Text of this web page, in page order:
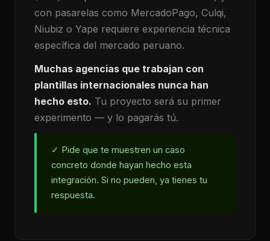
con pasarelas como MercadoPago, Culqi,
Niubiz o Yape requiere experiencia técnica
específica del mercado peruano.
Muchas agencias que trabajan con
plantillas internacionales nunca han
hecho esto. Tu proyecto será su primer
experimento — y lo pagarás tú.
✓ Pide que te muestren un caso
concreto donde hayan hecho esta
integración. Si no pueden, ya tienes tu
respuesta.